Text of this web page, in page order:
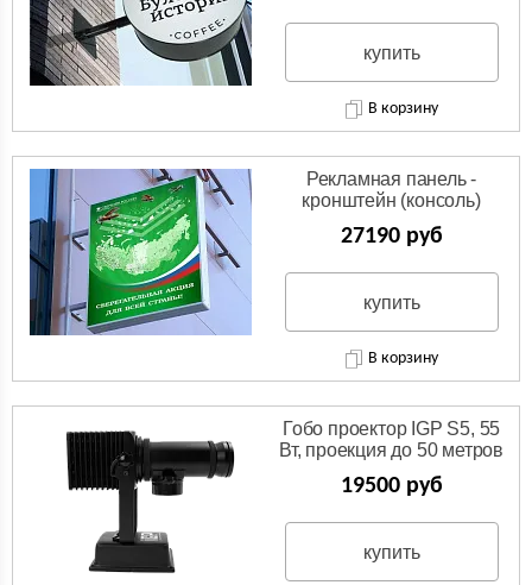
купить
В корзину
Рекламная панель -
кронштейн (консоль)
27190 руб
купить
В корзину
Гобо проектор IGP S5, 55
Вт, проекция до 50 метров
19500 руб
купить